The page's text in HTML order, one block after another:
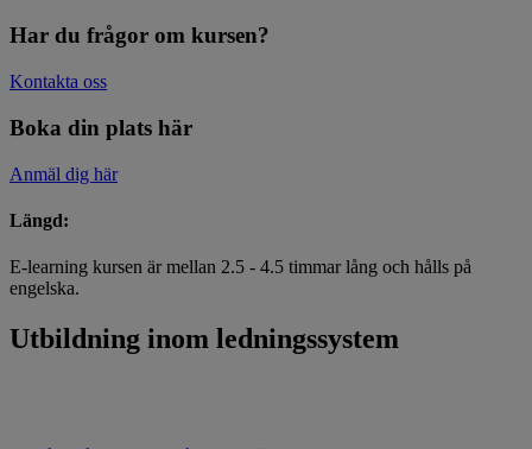
Har du frågor om kursen?
Kontakta oss
Boka din plats här
Anmäl dig här
Längd:
E-learning kursen är mellan 2.5 - 4.5 timmar lång och hålls på
engelska.
Utbildning inom ledningssystem